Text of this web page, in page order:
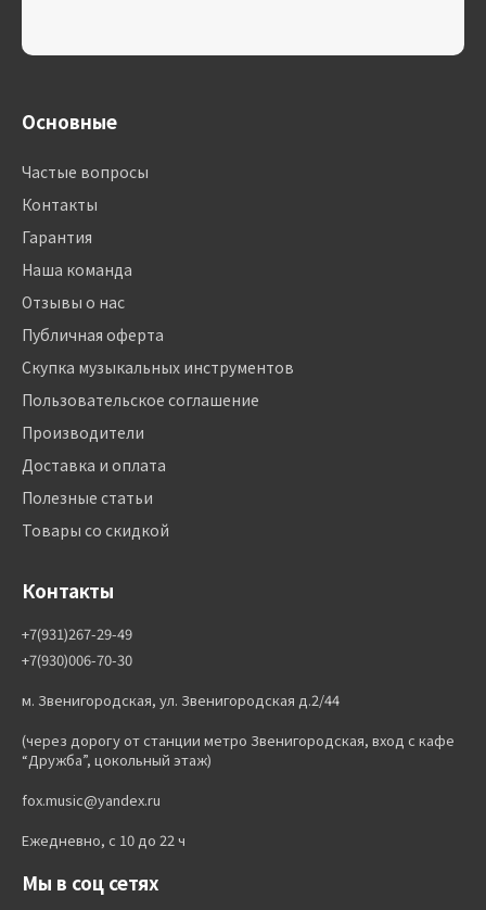
Основные
Частые вопросы
Контакты
Гарантия
Наша команда
Отзывы о нас
Публичная оферта
Скупка музыкальных инструментов
Пользовательское соглашение
Производители
Доставка и оплата
Полезные статьи
Товары со скидкой
Контакты
+7(931)267-29-49
+7(930)006-70-30
м. Звенигородская, ул. Звенигородская д.2/44
(через дорогу от станции метро Звенигородская, вход с кафе
“Дружба”, цокольный этаж)
fox.music@yandex.ru
Ежедневно, с 10 до 22 ч
Мы в соц сетях